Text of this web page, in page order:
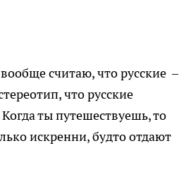
считаю, что русские –
что русские
ты путешествуешь, то
искренни, будто отдают